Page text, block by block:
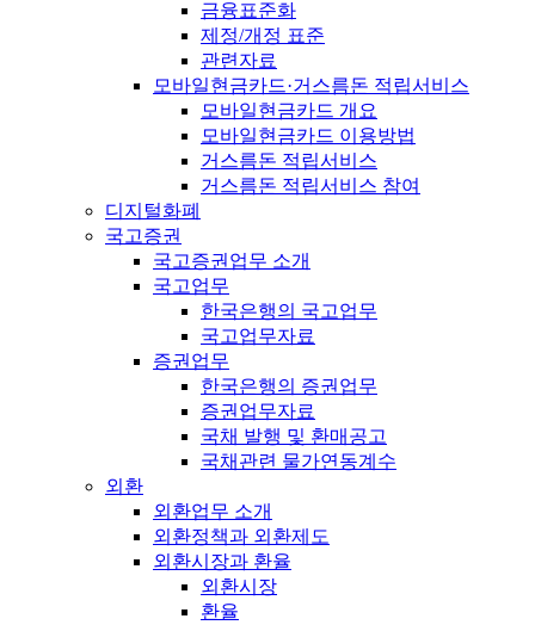
금융표준화
제정/개정 표준
관련자료
모바일현금카드·거스름돈 적립서비스
모바일현금카드 개요
모바일현금카드 이용방법
거스름돈 적립서비스
거스름돈 적립서비스 참여
디지털화폐
국고증권
국고증권업무 소개
국고업무
한국은행의 국고업무
국고업무자료
증권업무
한국은행의 증권업무
증권업무자료
국채 발행 및 환매공고
국채관련 물가연동계수
외환
외환업무 소개
외환정책과 외환제도
외환시장과 환율
외환시장
환율